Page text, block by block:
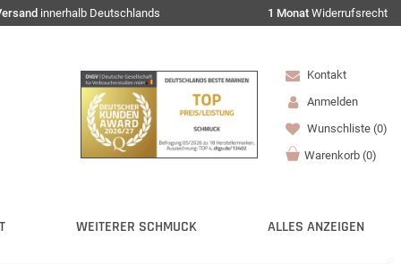
innerhalb Deutschlands 1 Monat Widerrufsrecht
Kontakt
Anmelden
Wunschliste (0)
Warenkorb (0)
WEITERER SCHMUCK ALLES ANZEIGEN